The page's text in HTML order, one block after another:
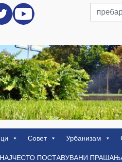
Совет Урбанизам
НАЈЧЕСТО ПОСТАВУВАНИ